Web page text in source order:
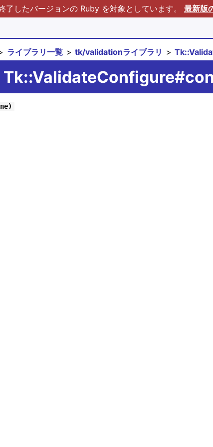
了したバージョンの Ruby を対象としています。 最新版
ライブラリ一覧 tk/validationライブラリ